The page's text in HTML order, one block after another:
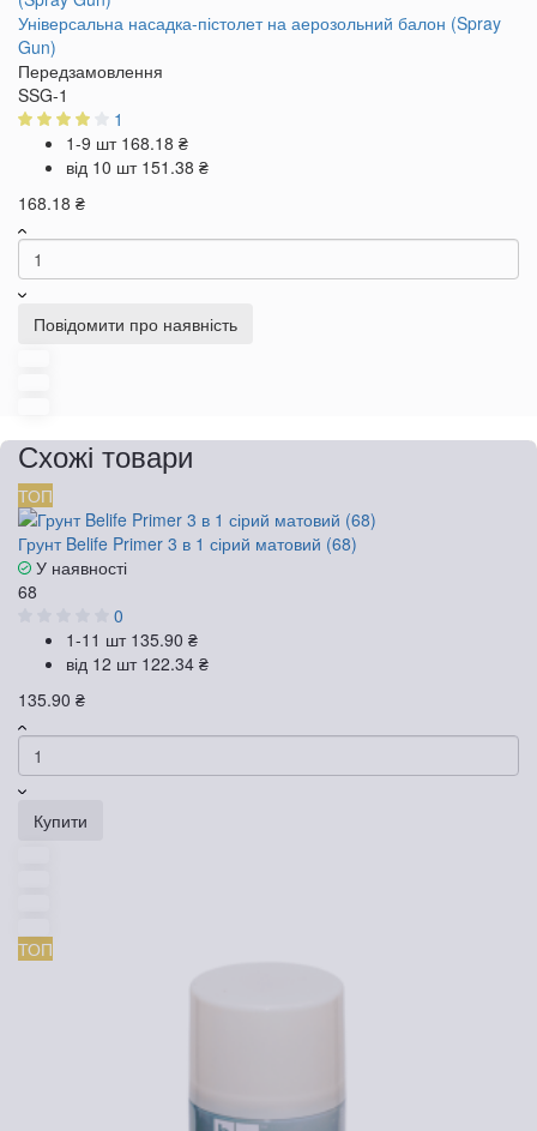
Універсальна насадка-пістолет на аерозольний балон (Spray
Gun)
Передзамовлення
SSG-1
1
1-9 шт 168.18 ₴
від 10 шт 151.38 ₴
168.18 ₴
Повідомити про наявність
Схожі товари
ТОП
Грунт Belife Primer 3 в 1 сірий матовий (68)
У наявності
68
0
1-11 шт 135.90 ₴
від 12 шт 122.34 ₴
135.90 ₴
Купити
ТОП